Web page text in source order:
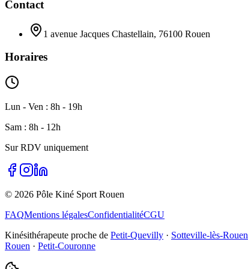
Contact
1 avenue Jacques Chastellain, 76100 Rouen
Horaires
Lun - Ven : 8h - 19h
Sam : 8h - 12h
Sur RDV uniquement
© 2026 Pôle Kiné Sport Rouen
FAQMentions légalesConfidentialitéCGU
Kinésithérapeute proche de Petit-Quevilly · Sotteville-lès-Rouen
Rouen · Petit-Couronne